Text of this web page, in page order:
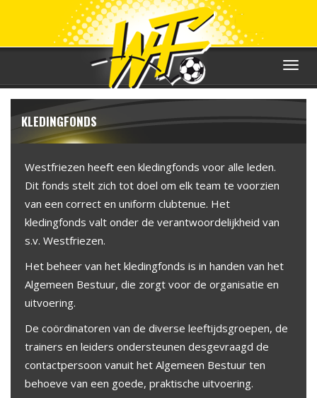
Toggle
KLEDINGFONDS
Westfriezen heeft een kledingfonds voor alle leden.
Dit fonds stelt zich tot doel om elk team te voorzien
van een correct en uniform clubtenue. Het
kledingfonds valt onder de verantwoordelijkheid van
s.v. Westfriezen.
Het beheer van het kledingfonds is in handen van het
Algemeen Bestuur, die zorgt voor de organisatie en
uitvoering.
De coördinatoren van de diverse leeftijdsgroepen, de
trainers en leiders ondersteunen desgevraagd de
contactpersoon vanuit het Algemeen Bestuur ten
behoeve van een goede, praktische uitvoering.